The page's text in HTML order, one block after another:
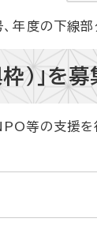
度の下線部
）」を募
等の支援を